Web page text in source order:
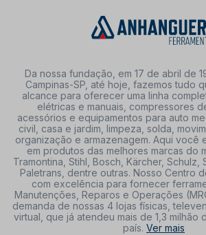
Da nossa fundação, em 17 de abril de
Campinas-SP, até hoje, fazemos tudo
alcance para oferecer uma linha
elétricas e manuais, compressores
acessórios e equipamentos para auto
civil, casa e jardim, limpeza, solda,
organização e armazenagem. Aqui você
em produtos das melhores marcas do
Tramontina, Stihl, Bosch, Kärcher, Schulz,
Paletrans, dentre outras. Nosso Centro
com excelência para fornecer
Manutenções, Reparos e Operações
demanda de nossas 4 lojas físicas,
virtual, que já atendeu mais de 1,3 milhão
país. Ver mais